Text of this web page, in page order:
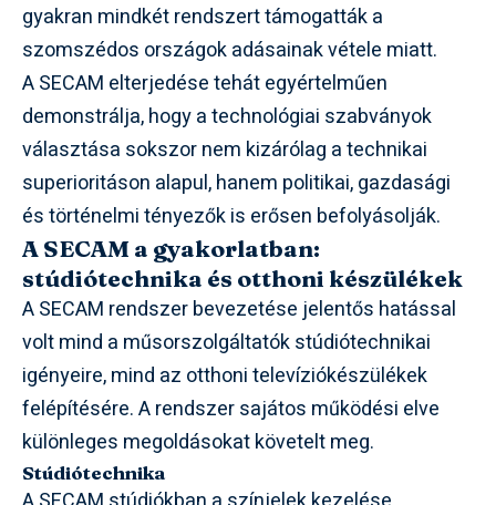
gyakran mindkét rendszert támogatták a
szomszédos országok adásainak vétele miatt.
A SECAM elterjedése tehát egyértelműen
demonstrálja, hogy a technológiai szabványok
választása sokszor nem kizárólag a technikai
superioritáson alapul, hanem politikai, gazdasági
és történelmi tényezők is erősen befolyásolják.
A SECAM a gyakorlatban:
stúdiótechnika és otthoni készülékek
A SECAM rendszer bevezetése jelentős hatással
volt mind a műsorszolgáltatók stúdiótechnikai
igényeire, mind az otthoni televíziókészülékek
felépítésére. A rendszer sajátos működési elve
különleges megoldásokat követelt meg.
Stúdiótechnika